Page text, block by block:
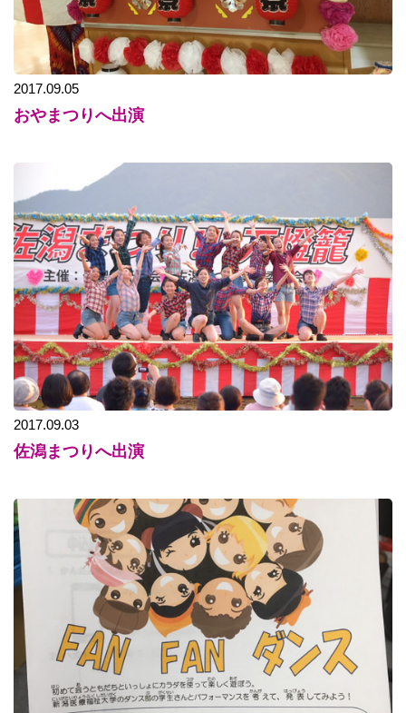
2017.09.05
おやまつりへ出演
2017.09.03
佐潟まつりへ出演